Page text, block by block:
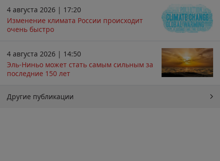
4 августа 2026 | 17:20
Изменение климата России происходит
очень быстро
4 августа 2026 | 14:50
Эль-Ниньо может стать самым сильным за
последние 150 лет
Другие публикации